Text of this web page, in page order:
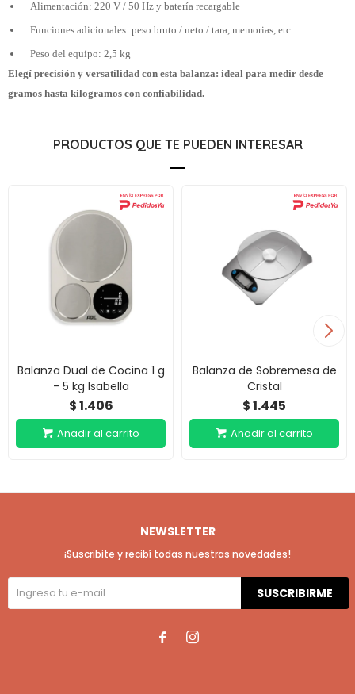
Alimentación: 220 V / 50 Hz y batería recargable
Funciones adicionales: peso bruto / neto / tara, memorias, etc.
Peso del equipo: 2,5 kg
Elegí precisión y versatilidad con esta balanza: ideal para medir desde
gramos hasta kilogramos con confiabilidad.
PRODUCTOS QUE TE PUEDEN INTERESAR
Balanza Dual de Cocina 1 g
- 5 kg Isabella
$1.406
Balanza de Sobremesa de
Cristal
$1.445
NEWSLETTER
¡Suscribite y recibí todas nuestras novedades!
SUSCRIBIRME
 